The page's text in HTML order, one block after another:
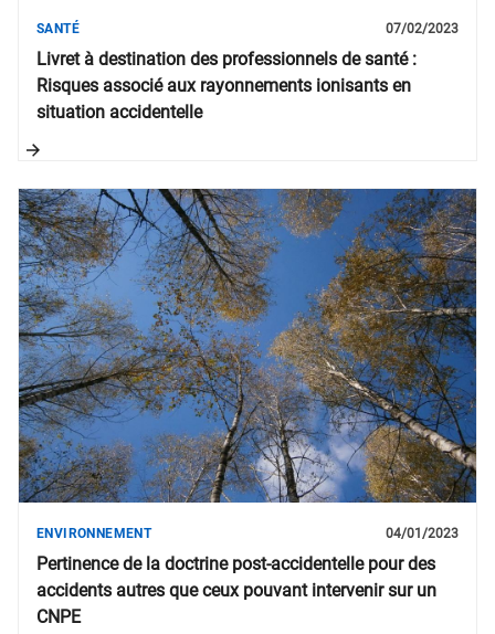
Livret à destination des professionnels de santé :
Risques associé aux rayonnements ionisants en
situation accidentelle
SANTÉ 07/02/2023
Pertinence de la doctrine post-accidentelle pour des
accidents autres que ceux pouvant intervenir sur un
CNPE
ENVIRONNEMENT 04/01/2023